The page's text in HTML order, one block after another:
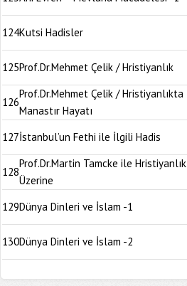
124Kutsi Hadisler
125Prof.Dr.Mehmet Çelik / Hristiyanlık
126
Prof.Dr.Mehmet Çelik / Hristiyanlıkta
Manastır Hayatı
127İstanbul’un Fethi ile İlgili Hadis
128
Prof.Dr.Martin Tamcke ile Hristiyanlık
Üzerine
129Dünya Dinleri ve İslam -1
130Dünya Dinleri ve İslam -2